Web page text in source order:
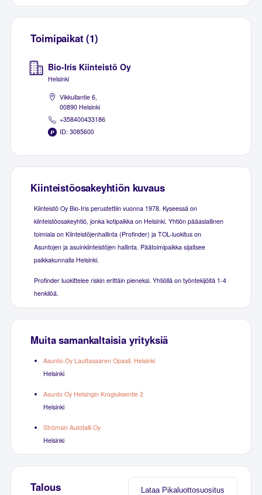
Toimipaikat (1)
Bio-Iris Kiinteistö Oy
Helsinki
Vikkullantie 6,
00890 Helsinki
+358400433186
ID: 3085600
Kiinteistöosakeyhtiön kuvaus
Kiinteistö Oy Bio-Iris perustettiin vuonna 1978. Kyseessä on
kiinteistöosakeyhtiö, jonka kotipaikka on Helsinki. Yhtiön pääasiallinen
toimiala on Kiinteistöjenhallinta (Profinder) ja TOL-luokitus on
Asuntojen ja asuinkiinteistöjen hallinta. Päätoimipaikka sijaitsee
paikkakunnalla Helsinki.
Profinder luokittelee riskin erittäin pieneksi. Yhtiöllä on työntekijöitä 1-4
henkilöä.
Muita samankaltaisia yrityksiä
Asunto-Oy Lauttasaaren Opaali, Helsinki
Helsinki
Asunto Oy Helsingin Krogiuksentie 2
Helsinki
Strömsin Autotalli Oy
Helsinki
Lataa Pikaluottosuositus
Talous